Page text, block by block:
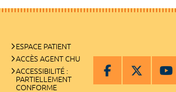
ESPACE PATIENT
ACCÈS AGENT CHU
ACCESSIBILITÉ :
PARTIELLEMENT
CONFORME